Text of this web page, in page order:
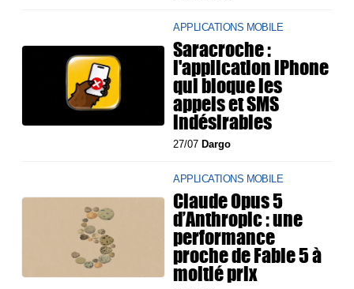
APPLICATIONS MOBILE
Saracroche :
l'application iPhone
qui bloque les
appels et SMS
indésirables
27/07 Dargo
APPLICATIONS MOBILE
Claude Opus 5
d’Anthropic : une
performance
proche de Fable 5 à
moitié prix